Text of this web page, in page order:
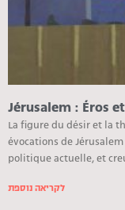
Jérusalem : Éros
La figure du désir et la
évocations de
politique actuelle, et
לקריאה נוספת